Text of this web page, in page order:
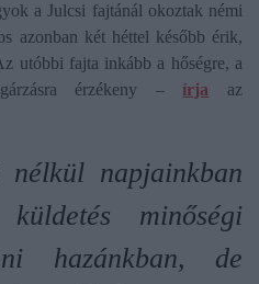
a Julcsi fajtánál okoztak némi
azonban két héttel később érik,
utóbbi fajta inkább a hőségre, a
érzékeny – írja az
nélkül napjainkban
minőségi
hazánkban, de